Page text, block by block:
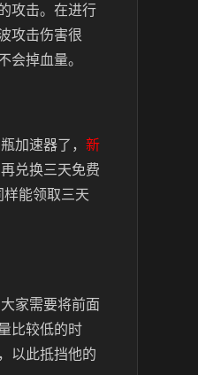
攻击。在进行
攻击伤害很
掉血量。
加速器了， 新
兑换三天免费
能领取三天
家需要将前面
比较低的时
以此抵挡他的